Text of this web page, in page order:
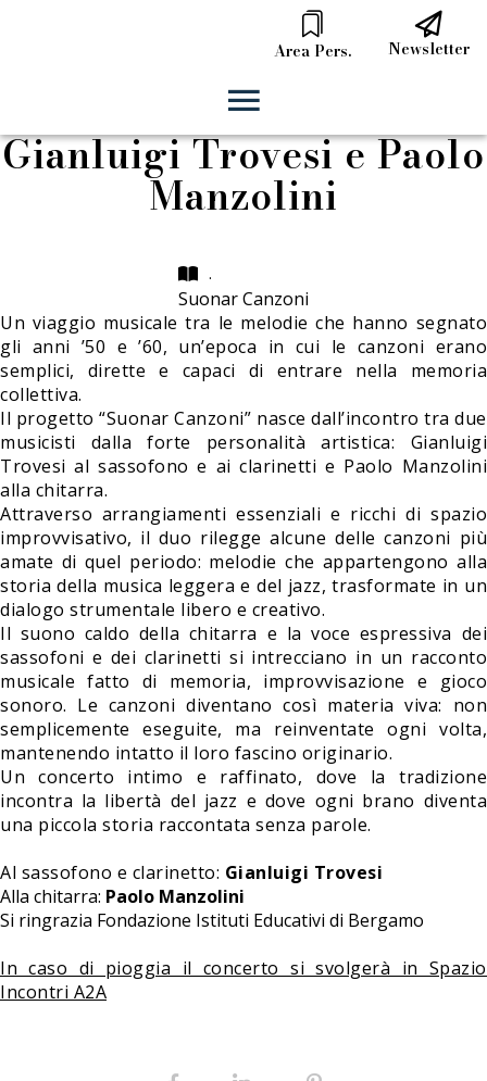
Area Pers. Newsletter
Gianluigi Trovesi e Paolo
Manzolini
.
Suonar Canzoni
Un viaggio musicale tra le melodie che hanno segnato
gli anni ’50 e ’60, un’epoca in cui le canzoni erano
semplici, dirette e capaci di entrare nella memoria
collettiva.
Il progetto “Suonar Canzoni” nasce dall’incontro tra due
musicisti dalla forte personalità artistica: Gianluigi
Trovesi al sassofono e ai clarinetti e Paolo Manzolini
alla chitarra.
Attraverso arrangiamenti essenziali e ricchi di spazio
improvvisativo, il duo rilegge alcune delle canzoni più
amate di quel periodo: melodie che appartengono alla
storia della musica leggera e del jazz, trasformate in un
dialogo strumentale libero e creativo.
Il suono caldo della chitarra e la voce espressiva dei
sassofoni e dei clarinetti si intrecciano in un racconto
musicale fatto di memoria, improvvisazione e gioco
sonoro. Le canzoni diventano così materia viva: non
semplicemente eseguite, ma reinventate ogni volta,
mantenendo intatto il loro fascino originario.
Un concerto intimo e raffinato, dove la tradizione
incontra la libertà del jazz e dove ogni brano diventa
una piccola storia raccontata senza parole.
Al sassofono e clarinetto: Gianluigi Trovesi
Alla chitarra: Paolo Manzolini
Si ringrazia Fondazione Istituti Educativi di Bergamo
In caso di pioggia il concerto si svolgerà in Spazio
Incontri A2A